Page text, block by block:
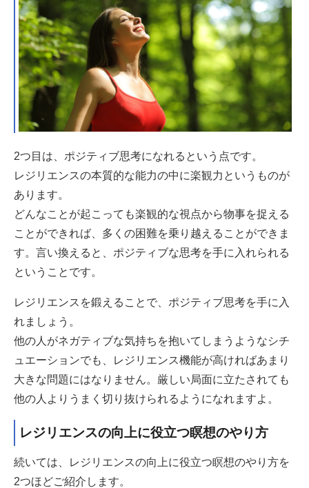
2つ目は、ポジティブ思考になれるという点です。
レジリエンスの本質的な能力の中に楽観力というものが
あります。
どんなことが起こっても楽観的な視点から物事を捉える
ことができれば、多くの困難を乗り越えることができま
す。言い換えると、ポジティブな思考を手に入れられる
ということです。
レジリエンスを鍛えることで、ポジティブ思考を手に入
れましょう。
他の人がネガティブな気持ちを抱いてしまうようなシチ
ュエーションでも、レジリエンス機能が高ければあまり
大きな問題にはなりません。厳しい局面に立たされても
他の人よりうまく切り抜けられるようになれますよ。
レジリエンスの向上に役立つ瞑想のやり方
続いては、レジリエンスの向上に役立つ瞑想のやり方を
2つほどご紹介します。